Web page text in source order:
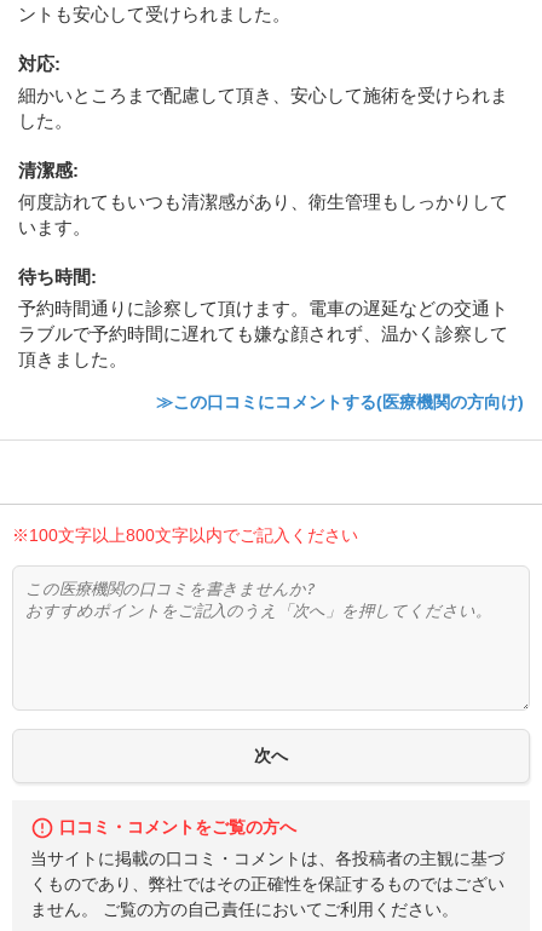
ントも安心して受けられました。
対応:
細かいところまで配慮して頂き、安心して施術を受けられま
した。
清潔感:
何度訪れてもいつも清潔感があり、衛生管理もしっかりして
います。
待ち時間:
予約時間通りに診察して頂けます。電車の遅延などの交通ト
ラブルで予約時間に遅れても嫌な顔されず、温かく診察して
頂きました。
≫この口コミにコメントする(医療機関の方向け)
※100文字以上800文字以内でご記入ください
口コミ・コメントをご覧の方へ
当サイトに掲載の口コミ・コメントは、各投稿者の主観に基づ
くものであり、弊社ではその正確性を保証するものではござい
ません。 ご覧の方の自己責任においてご利用ください。